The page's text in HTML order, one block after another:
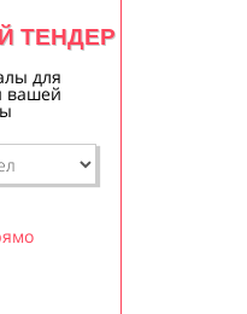
ТЕНДЕР
для
вашей